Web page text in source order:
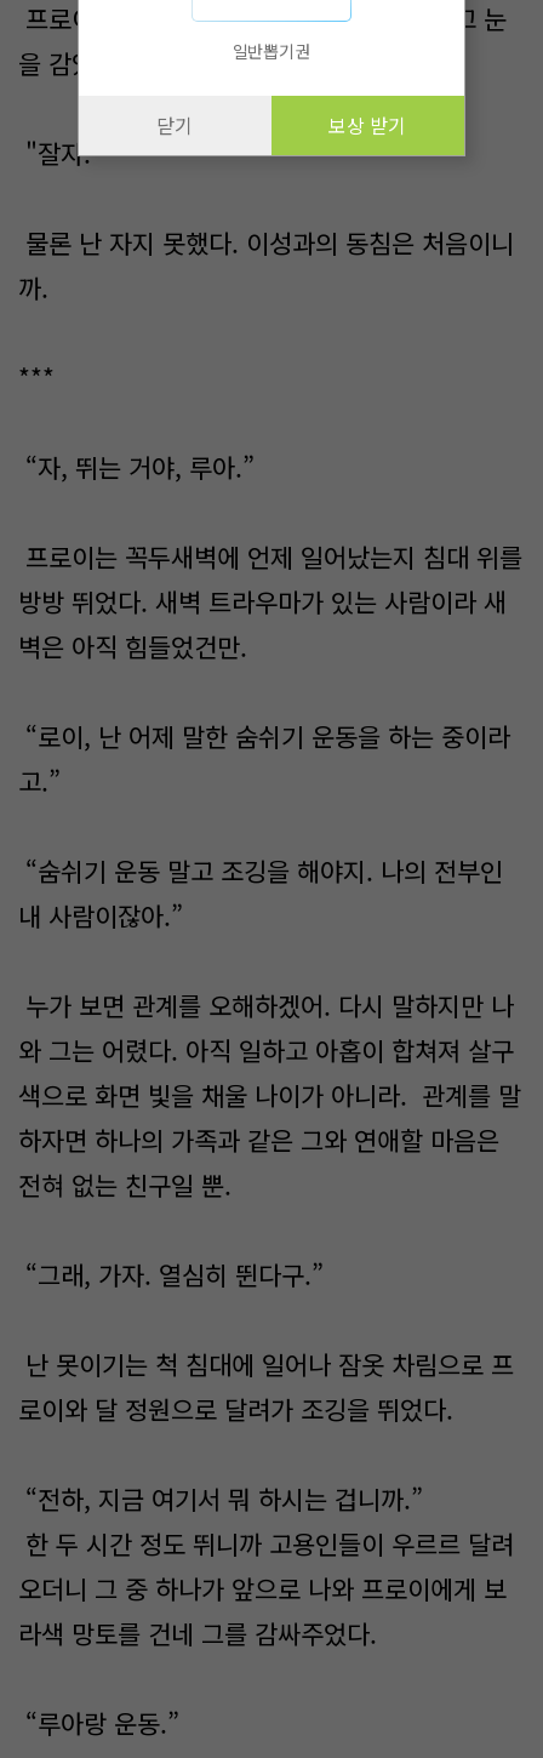
프로이가 이해했다 듯이 이불을 푹 눌러쓰고 눈
을 감았다.
"잘자."
물론 난 자지 못했다. 이성과의 동침은 처음이니
까.
***
“자, 뛰는 거야, 루아.”
프로이는 꼭두새벽에 언제 일어났는지 침대 위를
방방 뛰었다. 새벽 트라우마가 있는 사람이라 새
벽은 아직 힘들었건만.
“로이, 난 어제 말한 숨쉬기 운동을 하는 중이라
고.”
“숨쉬기 운동 말고 조깅을 해야지. 나의 전부인
내 사람이잖아.”
누가 보면 관계를 오해하겠어. 다시 말하지만 나
와 그는 어렸다. 아직 일하고 아홉이 합쳐져 살구
색으로 화면 빛을 채울 나이가 아니라. 관계를 말
하자면 하나의 가족과 같은 그와 연애할 마음은
전혀 없는 친구일 뿐.
“그래, 가자. 열심히 뛴다구.”
난 못이기는 척 침대에 일어나 잠옷 차림으로 프
로이와 달 정원으로 달려가 조깅을 뛰었다.
“전하, 지금 여기서 뭐 하시는 겁니까.”
한 두 시간 정도 뛰니까 고용인들이 우르르 달려
오더니 그 중 하나가 앞으로 나와 프로이에게 보
라색 망토를 건네 그를 감싸주었다.
“루아랑 운동.”
일반뽑기권
닫기 보상 받기